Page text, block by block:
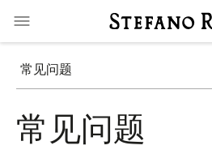
常见问题
常见问题